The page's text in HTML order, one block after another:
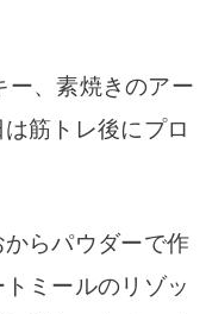
ー、素焼きのアー
筋トレ後にプロ
らパウダーで作
ミールのリゾッ